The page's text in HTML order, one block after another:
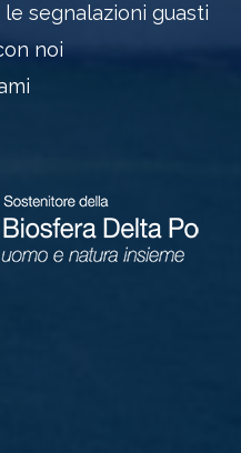
segnalazioni guasti
noi